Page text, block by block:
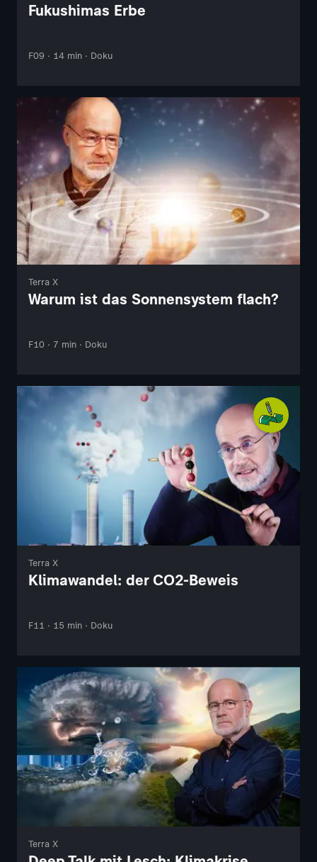
Fukushimas Erbe
F09 · 14 min · Doku
Terra X
Warum ist das Sonnensystem flach?
F10 · 7 min · Doku
Terra X
Klimawandel: der CO2-Beweis
F11 · 15 min · Doku
Terra X